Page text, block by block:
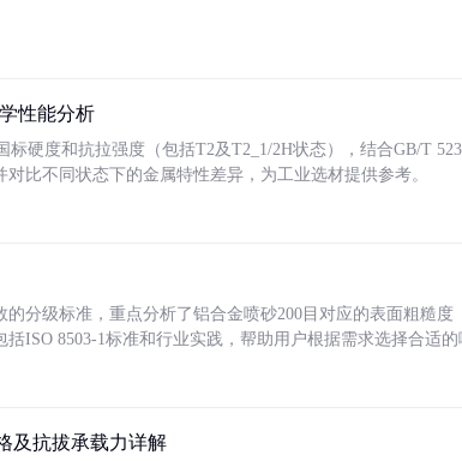
性能分析
标硬度和抗拉强度（包括T2及T2_1/2H状态），结合GB/T
比不同状态下的金属特性差异，为工业选材提供参考。
分级标准，重点分析了铝合金喷砂200目对应的表面粗糙度
ISO 8503-1标准和行业实践，帮助用户根据需求选择合适的
及抗拔承载力详解